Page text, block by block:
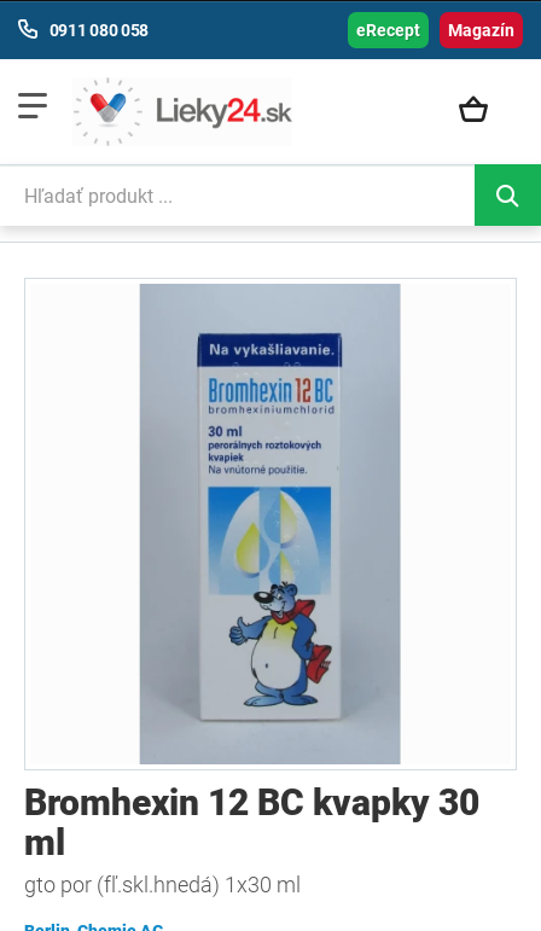
Magazín
0911 080 058 eRecept
Bromhexin 12 BC kvapky 30
ml
gto por (fľ.skl.hnedá) 1x30 ml